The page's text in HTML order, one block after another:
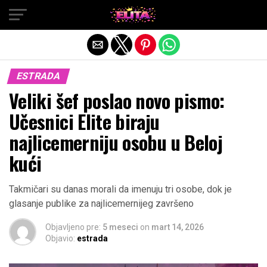
ESTRADA
Veliki šef poslao novo pismo:
Učesnici Elite biraju
najlicemerniju osobu u Beloj
kući
Takmičari su danas morali da imenuju tri osobe, dok je
glasanje publike za najlicemernijeg završeno
Objavljeno pre: 5 meseci on mart 14, 2026
Objavio: estrada
Exit mobile version